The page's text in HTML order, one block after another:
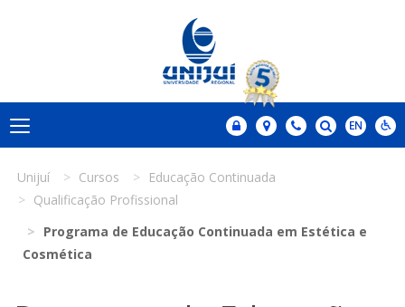
Unijuí Cursos
Educação Continuada
Qualificação Profissional
Programa de Educação Continuada em Estética e
Cosmética